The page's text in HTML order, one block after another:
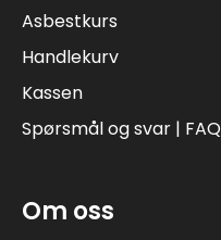
Asbestkurs
Handlekurv
Kassen
Spørsmål og svar | FAQ
Om oss